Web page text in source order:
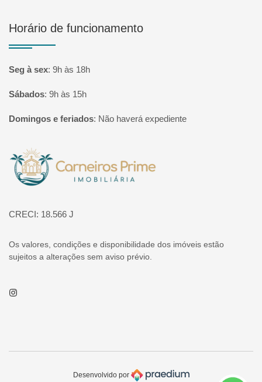
Horário de funcionamento
Seg à sex: 9h às 18h
Sábados: 9h às 15h
Domingos e feriados: Não haverá expediente
Página inicial
CRECI: 18.566 J
Os valores, condições e disponibilidade dos imóveis estão
sujeitos a alterações sem aviso prévio.
Instagram
Desenvolvido por